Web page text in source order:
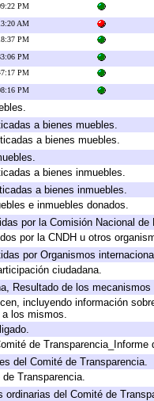
PM
AM
PM
PM
PM
PM
a bienes muebles.
a bienes muebles.
a bienes inmuebles.
a bienes inmuebles.
e inmuebles donados.
por la Comisión Nacional de
por la CNDH u otros
por Organismos
ciudadana.
Resultado de los
incluyendo información
los mismos.
de
del Comité de Transparencia.
Transparencia.
del Comité de